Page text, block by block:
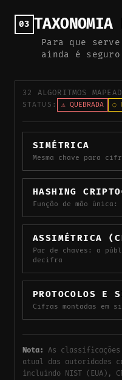
03
Para que
ainda é
32 ALGORITMOS
STATUS: ⚠ QUEBRADA ◌
SIMÉTRICA
Mesma chave para
HASHING
Função de mão
ASSIMÉTRICA
Par de chaves: a
decifra
PROTOCOLOS E
Cifras montadas em
Nota: As
atual das autoridades
incluindo NIST (EUA),